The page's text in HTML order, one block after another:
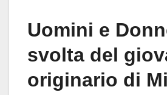
Uomini e
svolta del
originario di